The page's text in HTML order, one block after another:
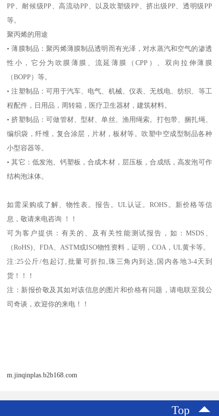
PP 、耐候级PP 、高流动PP 、以及吹塑级PP 、挤出级PP 、透明级PP
等。
聚丙烯的用途
•薄膜制品：聚丙烯薄膜制品透明而有光泽，对水蒸汽和空气的渗透
性小，它分为吹膜薄膜、流延薄膜（CPP ）、双向拉伸薄膜
（BOPP ）等。
•注塑制品：可用于汽车、电气、机械、仪表、无线电、纺织、等工
程配件，日用品，周转箱，医疗卫生器材，建筑材料。
•挤塑制品：可做管材、型材、单丝、渔用绳索。打包带、捆扎绳、
编织袋，纤维，复合涂层，片材，板材等。吹塑中空成型制品各种
小型容器等。
•其它：低发泡、钙塑板，合成木材，层压板，合成纸，高发泡可作
结构泡沫体。
如需采购或了解、物性表。报告。 UL认证。ROHS 。新价格等信
息，敬请来电咨询 ！！
可为客户提供：有关的、及有关性能测试报告，如： MSDS
（RoHS) 、FDA ASTM或ISO物性资料，证明，COA ，UL黄卡等。
注 :25公斤/包起订 批量可折扣 珠三角内到达 国内各地3-4天到
货！！！
注：新报价敬及其如对该信息的图片和价格有问题，请电联至我公
司奇谈，欢迎你的来电！！
m.jinqinplas.b2b168.com
Top